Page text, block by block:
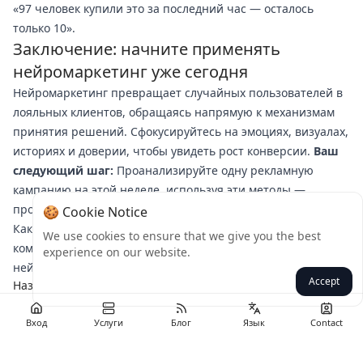
Вход Услуги Блог Язык Contact
«97 человек купили это за последний час — осталось
только 10».
Заключение: начните применять
нейромаркетинг уже сегодня
Нейромаркетинг превращает случайных пользователей в
лояльных клиентов, обращаясь напрямую к механизмам
принятия решений. Сфокусируйтесь на эмоциях, визуалах,
историях и доверии, чтобы увидеть рост конверсии. Ваш
следующий шаг: Проанализируйте одну рекламную
кампанию на этой неделе, используя эти методы —
протестируйте один нейроэлемент и оцените разницу.
Какой приём вы попробуете первым? Делитесь в
комментариях или отмечайте нас в своих успехах с
нейромаркетингом!
Назад
🍪 Cookie Notice
We use cookies to ensure that we give you the best
experience on our website.
Accept